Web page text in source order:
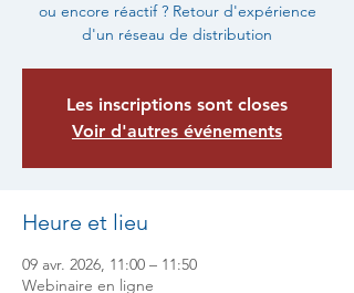
ou encore réactif ? Retour d'expérience
d'un réseau de distribution
Les inscriptions sont closes
Voir d'autres événements
Heure et lieu
09 avr. 2026, 11:00 – 11:50
Webinaire en ligne